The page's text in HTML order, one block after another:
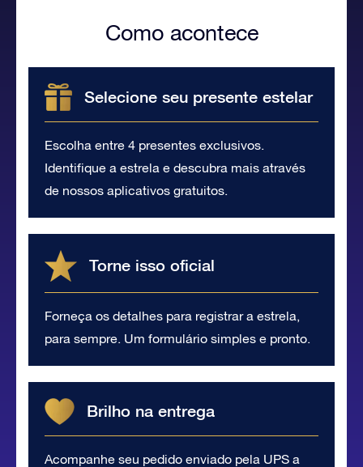
Como acontece
Selecione seu presente estelar
Escolha entre 4 presentes exclusivos.
Identifique a estrela e descubra mais através
de nossos aplicativos gratuitos.
Torne isso oficial
Forneça os detalhes para registrar a estrela,
para sempre. Um formulário simples e pronto.
Brilho na entrega
Acompanhe seu pedido enviado pela UPS a